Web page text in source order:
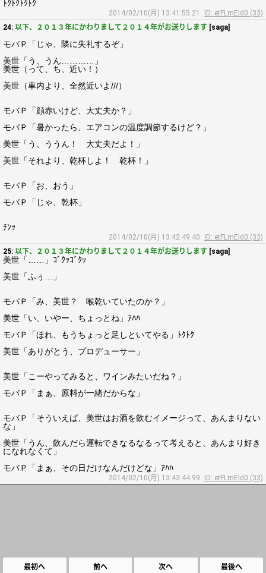
ﾄｸﾄｸﾄｸﾄｸ
2014/02/10(月) 13:41:55.21
ID: etFLmEId0 (33)
24: 以下、２０１３年にかわりまして２０１４年がお送りします [saga]
モバＰ「じゃ、隣に失礼するぞ」
美世「う、うん…………」
美世（って、ち、近い！）
美世（車内より、全然近いよ///）
モバＰ「顔赤いけど、大丈夫か？」
モバＰ「暑かったら、エアコンの温度調節するけど？」
美世「う、ううん！ 大丈夫だよ！」
美世「それより、乾杯しよ！ 乾杯！」
モバＰ「お、おう」
モバＰ「じゃ、乾杯」
ﾁﾝｯ
2014/02/10(月) 13:42:49.40
ID: etFLmEId0 (33)
25: 以下、２０１３年にかわりまして２０１４年がお送りします [saga]
美世「……」ｺﾞｸｯｺﾞｸｯ
美世「ふぅ…」
モバＰ「み、美世？ 喉乾いていたのか？」
美世「い、いやー、ちょっとね」ｱﾊﾊ
モバＰ「ほれ、もうちょっと足しといてやる」ﾄｸﾄｸ
美世「ありがとう、プロデューサー」
美世「こーやってみると、ワインみたいだね？」
モバＰ「まぁ、原料が一緒だからな」
モバＰ「そういえば、美世はお酒を飲むイメージって、あんまりない
な」
美世「うん、飲んだら運転できなるなるって考えると、あんまり好き
になれなくて」
モバＰ「まぁ、その日だけなんだけどな」ｱﾊﾊ
2014/02/10(月) 13:43:44.99 ID: etFLmEId0 (33)
最初へ 前へ 次へ 最後へ